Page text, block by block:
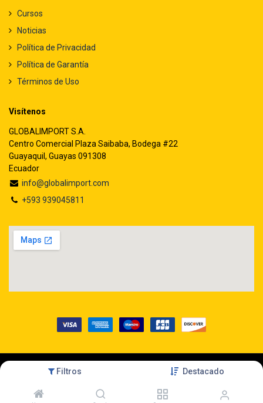
Filtros Destacado
Cursos
Noticias
Política de Privacidad
Política de Garantía
Términos de Uso
Visítenos
GLOBALIMPORT S.A.
Centro Comercial Plaza Saibaba, Bodega #22
Guayaquil, Guayas 091308
Ecuador
info@globalimport.com
+593 939045811
Copyright © GLOBALIMPORT S.A.